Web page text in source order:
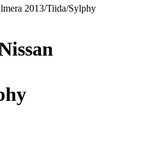
2013/Tiida/Sylphy